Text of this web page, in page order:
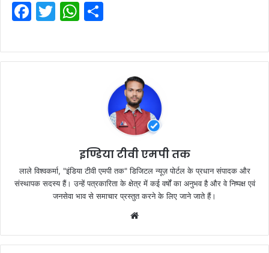
F
c
e
T
itt
er
W
at
s
ar
e
इण्डिया टीवी एमपी तक
लाले विश्वकर्मा, "इंडिया टीवी एमपी तक" डिजिटल न्यूज़ पोर्टल के प्रधान संपादक और
संस्थापक सदस्य हैं। उन्हें पत्रकारिता के क्षेत्र में कई वर्षों का अनुभव है और वे निष्पक्ष एवं
जनसेवा भाव से समाचार प्रस्तुत करने के लिए जाने जाते हैं।